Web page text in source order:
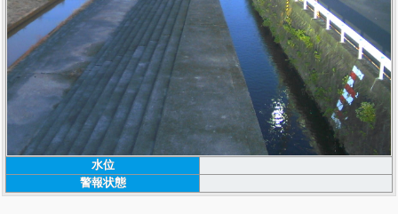
水位
警報状態